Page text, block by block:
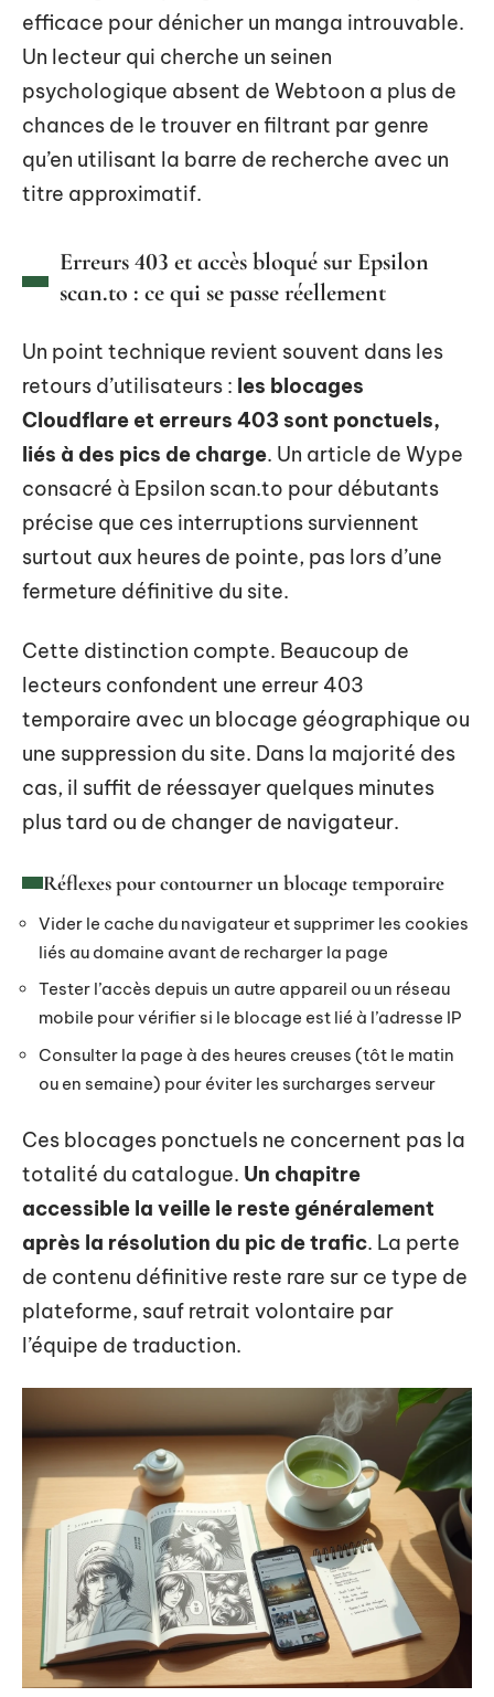
efficace pour dénicher un manga introuvable.
Un lecteur qui cherche un seinen
psychologique absent de Webtoon a plus de
chances de le trouver en filtrant par genre
qu’en utilisant la barre de recherche avec un
titre approximatif.
Erreurs 403 et accès bloqué sur Epsilon
scan.to : ce qui se passe réellement
Un point technique revient souvent dans les
retours d’utilisateurs : les blocages
Cloudflare et erreurs 403 sont ponctuels,
liés à des pics de charge. Un article de Wype
consacré à Epsilon scan.to pour débutants
précise que ces interruptions surviennent
surtout aux heures de pointe, pas lors d’une
fermeture définitive du site.
Cette distinction compte. Beaucoup de
lecteurs confondent une erreur 403
temporaire avec un blocage géographique ou
une suppression du site. Dans la majorité des
cas, il suffit de réessayer quelques minutes
plus tard ou de changer de navigateur.
Réflexes pour contourner un blocage temporaire
Vider le cache du navigateur et supprimer les cookies
liés au domaine avant de recharger la page
Tester l’accès depuis un autre appareil ou un réseau
mobile pour vérifier si le blocage est lié à l’adresse IP
Consulter la page à des heures creuses (tôt le matin
ou en semaine) pour éviter les surcharges serveur
Ces blocages ponctuels ne concernent pas la
totalité du catalogue. Un chapitre
accessible la veille le reste généralement
après la résolution du pic de trafic. La perte
de contenu définitive reste rare sur ce type de
plateforme, sauf retrait volontaire par
l’équipe de traduction.